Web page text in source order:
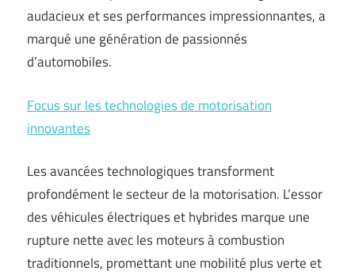
audacieux et ses performances impressionnantes, a
marqué une génération de passionnés
d’automobiles.
Focus sur les technologies de motorisation
innovantes
Les avancées technologiques transforment
profondément le secteur de la motorisation. L’essor
des véhicules électriques et hybrides marque une
rupture nette avec les moteurs à combustion
traditionnels, promettant une mobilité plus verte et